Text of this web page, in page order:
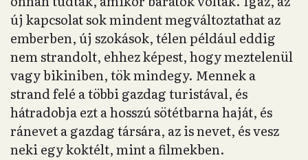
új kapcsolat sok mindent megváltoztathat az
emberben, új szokások, télen például eddig
nem strandolt, ehhez képest, hogy meztelenül
vagy bikiniben, tök mindegy. Mennek a
strand felé a többi gazdag turistával, és
hátradobja ezt a hosszú sötétbarna haját, és
ránevet a gazdag társára, az is nevet, és vesz
neki egy koktélt, mint a filmekben.